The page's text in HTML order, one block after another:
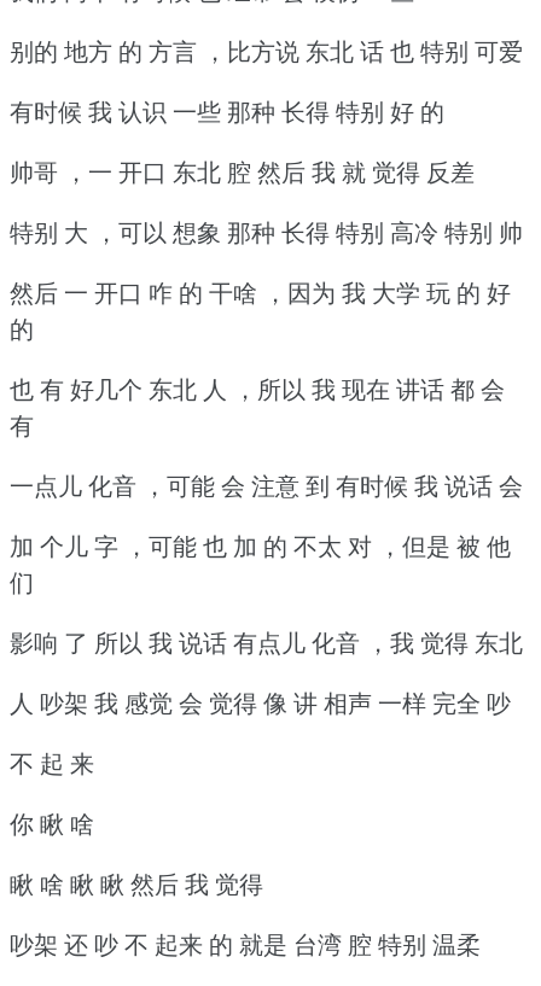
别的 地方 的 方言 ，比方说 东北 话 也 特别 可爱
有时候 我 认识 一些 那种 长得 特别 好 的
帅哥 ，一 开口 东北 腔 然后 我 就 觉得 反差
特别 大 ，可以 想象 那种 长得 特别 高冷 特别 帅
然后 一 开口 咋 的 干啥 ，因为 我 大学 玩 的 好
的
也 有 好几个 东北 人 ，所以 我 现在 讲话 都 会
有
一点儿 化音 ，可能 会 注意 到 有时候 我 说话 会
加 个儿 字 ，可能 也 加 的 不太 对 ，但是 被 他
们
影响 了 所以 我 说话 有点儿 化音 ，我 觉得 东北
人 吵架 我 感觉 会 觉得 像 讲 相声 一样 完全 吵
不 起 来
你 瞅 啥
瞅 啥 瞅 瞅 然后 我 觉得
吵架 还 吵 不 起来 的 就是 台湾 腔 特别 温柔